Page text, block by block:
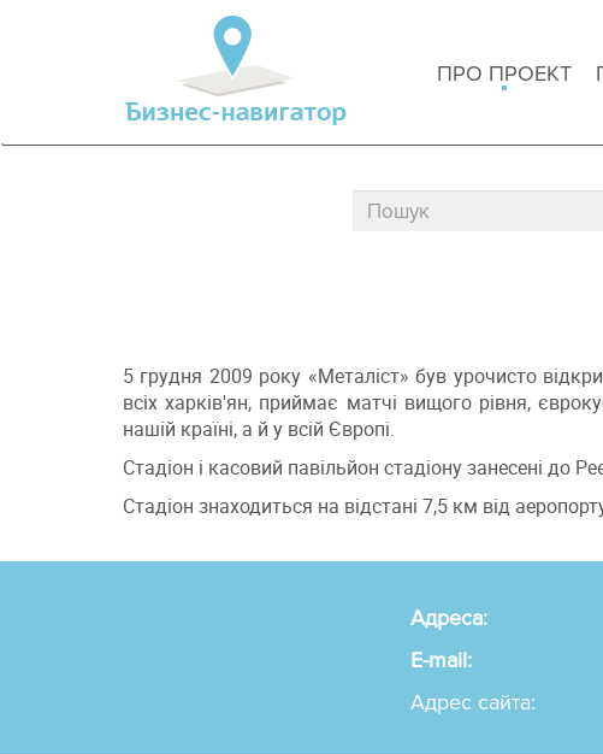
ПРО ПРОЕКТ
5 грудня 2009 року «Металіст» був урочисто
всіх харків'ян, приймає матчі вищого рівня,
нашій країні, а й у всій Європі.
Стадіон і касовий павільйон стадіону занесені до
Стадіон знаходиться на відстані 7,5 км від
Адреса:
E-mail:
Адрес сайта: